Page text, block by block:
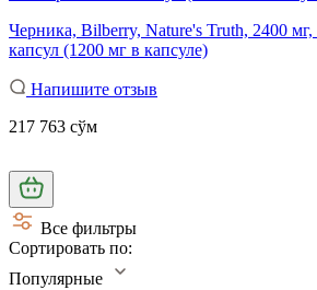
Черника, Bilberry, Nature's Truth, 2400 мг,
капсул (1200 мг в капсуле)
Напишите отзыв
217 763 сўм
Все фильтры
Сортировать по:
Популярные